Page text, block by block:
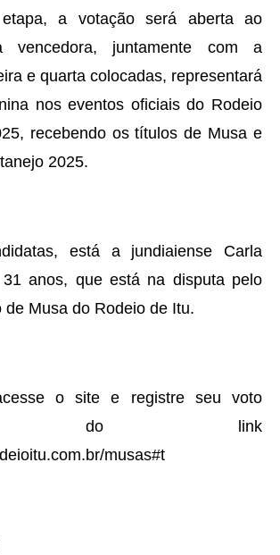
a votação será aberta ao
juntamente com a
e quarta colocadas, representará
nos eventos oficiais do Rodeio
recebendo os títulos de Musa e
2025.
está a jundiaiense Carla
anos, que está na disputa pelo
Musa do Rodeio de Itu.
o site e registre seu voto
do link
musas#t